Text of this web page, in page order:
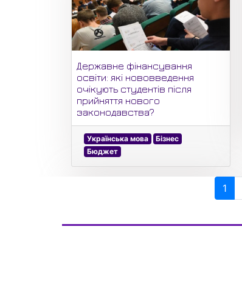
Державне фінансування
освіти: які нововведення
очікують студентів після
прийняття нового
законодавства?
Українська мова
Бізнес
Бюджет
1